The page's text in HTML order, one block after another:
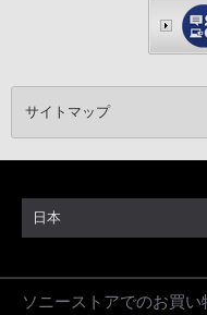
サイトマップ
日本
ソニーストアでのお買い